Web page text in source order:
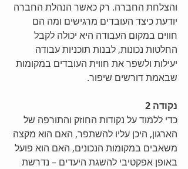
והצלחת החברה. רק כאשר הנהלת החברה
יודעת כיצד העובדים מרגישים ומה הם
חווים במקום העבודה היא יכולה לקבל
החלטות נכונות, לבנות תוכניות עבודה
יעילות ולשפר את חווית העובדים במקומות
שבאמת דורשים שיפור.
נקודה 2
כדי ללמוד על נקודות החוזק והתורפה של
הארגון, היכן עליו להשתפר, האם הוא מקצה
משאבים במקומות הנכונים, האם הוא פועל
באופן אפקטיבי להשגת היעדים – נדרשת